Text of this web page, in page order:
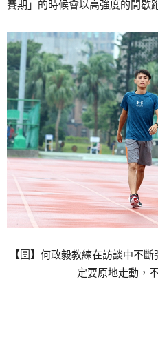
賽期」的時候會以高強度的間歇
【圖】何政毅教練在訪談中不
定要原地走動，